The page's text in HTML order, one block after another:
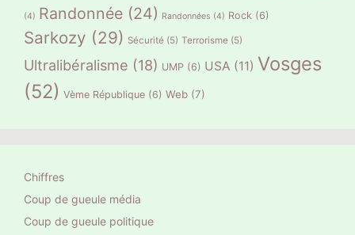
(4) Randonnée (24) Randonnées (4) Rock (6)
Sarkozy (29) Sécurité (5) Terrorisme (5)
Ultralibéralisme (18) UMP (6) USA (11) Vosges
(52) Vème République (6) Web (7)
Chiffres
Coup de gueule média
Coup de gueule politique